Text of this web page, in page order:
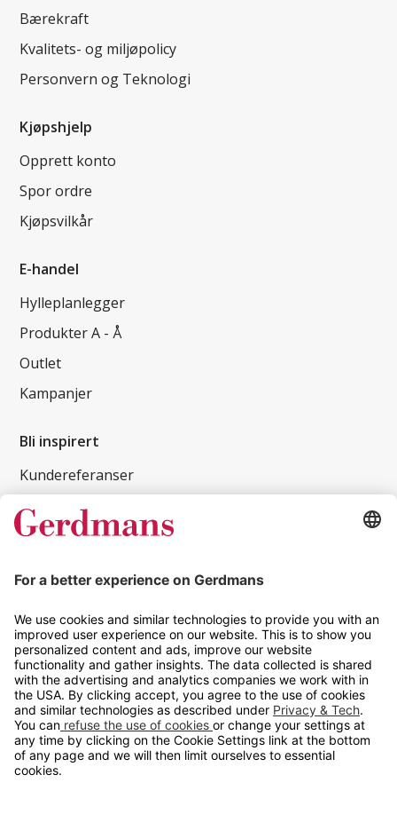
Bærekraft
Kvalitets- og miljøpolicy
Personvern og Teknologi
Kjøpshjelp
Opprett konto
Spor ordre
Kjøpsvilkår
E-handel
Hylleplanlegger
Produkter A - Å
Outlet
Kampanjer
Bli inspirert
Kundereferanser
Magasin
Tips og guider
Kontakt
info@gerdmans.no
67 80 56 20
Åpningstid
Hverdager 08:00-16:00